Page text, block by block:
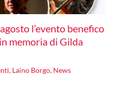
l’evento benefico
memoria di Gilda
, Laino Borgo, News